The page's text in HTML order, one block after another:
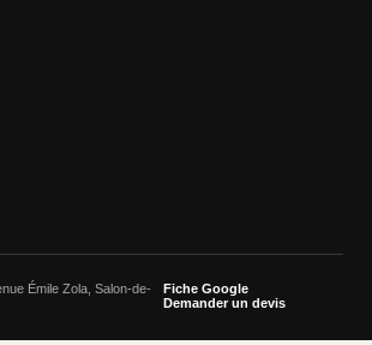
Émile Zola, Salon-de-
Fiche Google
Demander un devis